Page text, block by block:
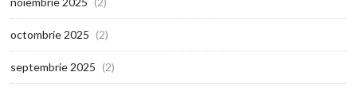
octombrie 2025 (2)
septembrie 2025 (2)